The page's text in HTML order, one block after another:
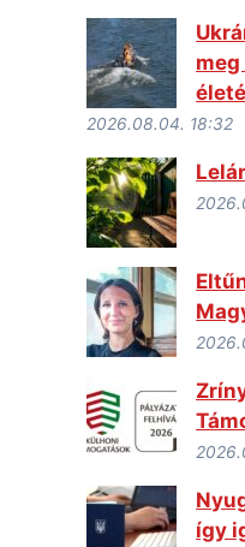
2026.08.04. 18:32
így